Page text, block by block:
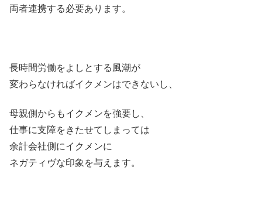
両者連携する必要あります。
長時間労働をよしとする風潮が
変わらなければイクメンはできないし、
母親側からもイクメンを強要し、
仕事に支障をきたせてしまっては
余計会社側にイクメンに
ネガティヴな印象を与えます。